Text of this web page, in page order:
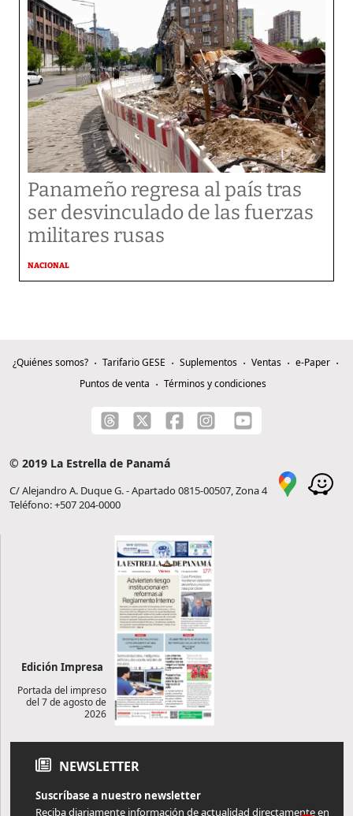
Panameño regresa al país tras
ser desvinculado de las fuerzas
militares rusas
NACIONAL
¿Quiénes somos? Tarifario GESE Suplementos Ventas
e-Paper
Puntos de venta
Términos y condiciones
© 2019 La Estrella de Panamá
C/ Alejandro A. Duque G. - Apartado 0815-00507, Zona 4
Teléfono: +507 204-0000
Edición Impresa
Portada del impreso
del 7 de agosto de
2026
NEWSLETTER
Suscríbase a nuestro newsletter
Reciba diariamente información de actualidad directamente en